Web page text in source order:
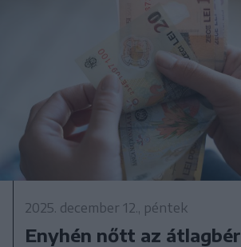
2025. december 12., péntek
Enyhén nőtt az átlagbér